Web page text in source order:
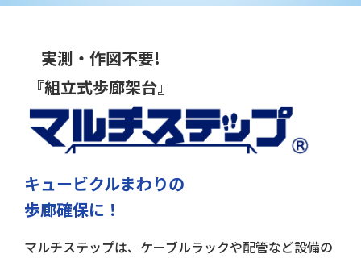
実測・作図不要!
『組立式歩廊架台』
キュービクルまわりの
歩廊確保に！
マルチステップは、ケーブルラックや配管など設備の